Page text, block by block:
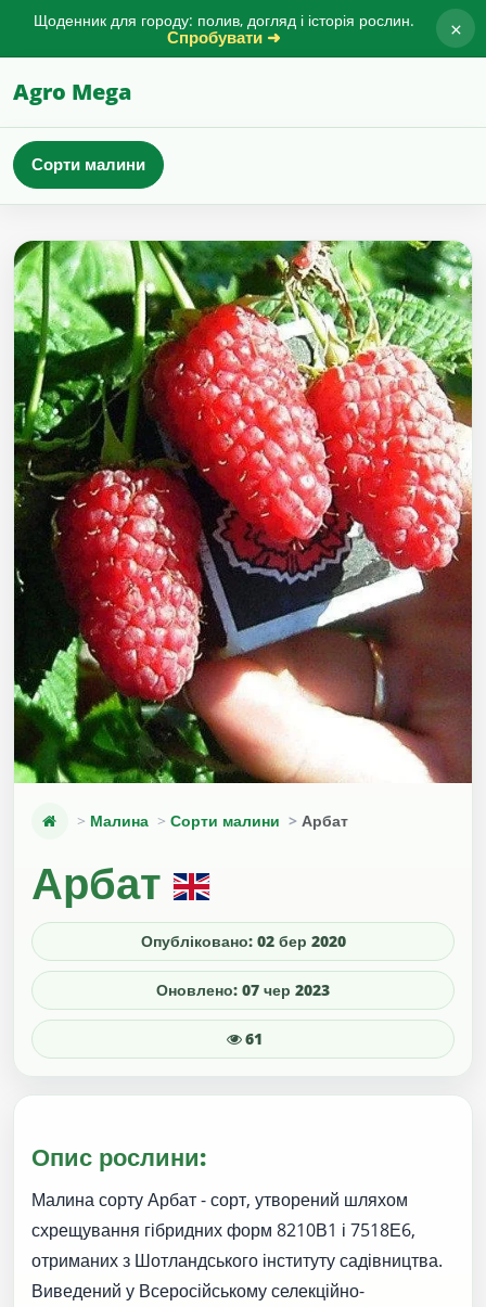
Щоденник для городу: полив, догляд і історія рослин.
Спробувати ➜ ×
Agro Mega
Сорти малини
Малина Сорти малини Арбат
Арбат
Опубліковано: 02 бер 2020
Оновлено: 07 чер 2023
61
Опис рослини:
Малина сорту Арбат - сорт, утворений шляхом
схрещування гібридних форм 8210В1 і 7518Е6,
отриманих з Шотландського інституту садівництва.
Виведений у Всеросійському селекційно-